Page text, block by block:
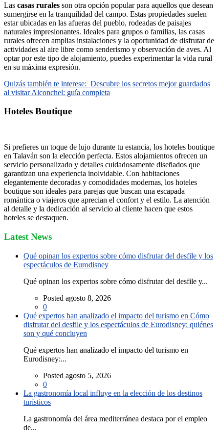
Las casas rurales son otra opción popular para aquellos que desean
sumergirse en la tranquilidad del campo. Estas propiedades suelen
estar ubicadas en las afueras del pueblo, rodeadas de paisajes
naturales impresionantes. Ideales para grupos o familias, las casas
rurales ofrecen amplias instalaciones y la oportunidad de disfrutar de
actividades al aire libre como senderismo y observación de aves. Al
optar por este tipo de alojamiento, puedes experimentar la vida rural
en su máxima expresión.
Quizás también te interese: Descubre los secretos mejor guardados
al visitar Alconchel: guía completa
Hoteles Boutique
Si prefieres un toque de lujo durante tu estancia, los hoteles boutique
en Talaván son la elección perfecta. Estos alojamientos ofrecen un
servicio personalizado y detalles cuidadosamente diseñados que
garantizan una experiencia inolvidable. Con habitaciones
elegantemente decoradas y comodidades modernas, los hoteles
boutique son ideales para parejas que buscan una escapada
romántica o viajeros que aprecian el confort y el estilo. La atención
al detalle y la dedicación al servicio al cliente hacen que estos
hoteles se destaquen.
Latest News
Qué opinan los expertos sobre cómo disfrutar del desfile y los
espectáculos de Eurodisney
Qué opinan los expertos sobre cómo disfrutar del desfile y...
Posted agosto 8, 2026
0
Qué expertos han analizado el impacto del turismo en Cómo
disfrutar del desfile y los espectáculos de Eurodisney: quiénes
son y qué concluyen
Qué expertos han analizado el impacto del turismo en
Eurodisney:...
Posted agosto 5, 2026
0
La gastronomía local influye en la elección de los destinos
turísticos
La gastronomía del área mediterránea destaca por el empleo
de...